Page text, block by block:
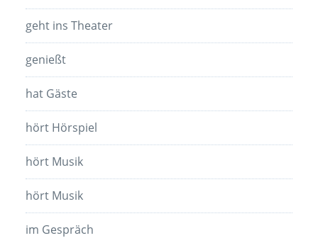
geht ins Theater
genießt
hat Gäste
hört Hörspiel
hört Musik
hört Musik
im Gespräch